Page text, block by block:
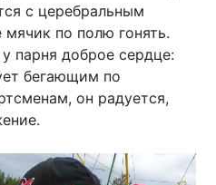
с церебральным
по полю гонять.
парня доброе сердце:
бегающим по
он радуется,